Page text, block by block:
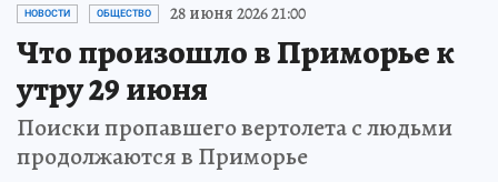
НОВОСТИ ОБЩЕСТВО 28 июня 2026 21:00
Что произошло в Приморье к
утру 29 июня
Поиски пропавшего вертолета с людьми
продолжаются в Приморье